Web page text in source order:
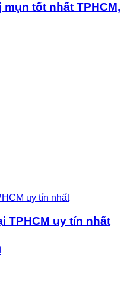
tốt nhất TPHCM,
TPHCM uy tín nhất